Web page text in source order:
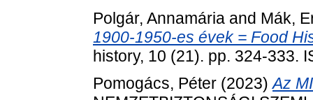
Polgár, Annamária and Mák,
1900-1950-es évek = Food
history, 10 (21). pp. 324-333.
Pomogács, Péter (2023)Az